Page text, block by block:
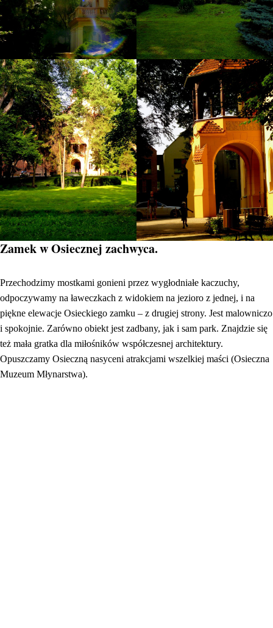
Zamek w Osiecznej zachwyca.
Przechodzimy mostkami gonieni przez wygłodniałe kaczuchy,
odpoczywamy na ławeczkach z widokiem na jezioro z jednej, i na
piękne elewacje Osieckiego zamku – z drugiej strony. Jest malowniczo
i spokojnie. Zarówno obiekt jest zadbany, jak i sam park. Znajdzie się
też mała gratka dla miłośników współczesnej architektury.
Opuszczamy Osieczną nasyceni atrakcjami wszelkiej maści (Osieczna
Muzeum Młynarstwa).